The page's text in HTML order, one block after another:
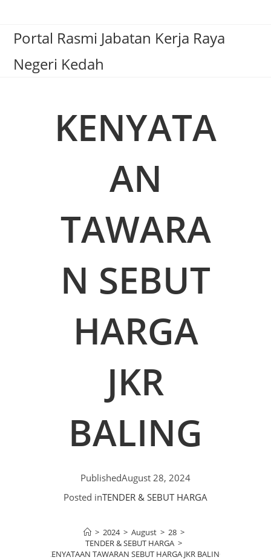
Portal Rasmi Jabatan Kerja Raya
Negeri Kedah
KENYATA
AN
TAWARA
N SEBUT
HARGA
JKR
BALING
PublishedAugust 28, 2024
Posted inTENDER & SEBUT HARGA
> 2024 > August > 28 >
TENDER & SEBUT HARGA >
KENYATAAN TAWARAN SEBUT HARGA JKR BALING